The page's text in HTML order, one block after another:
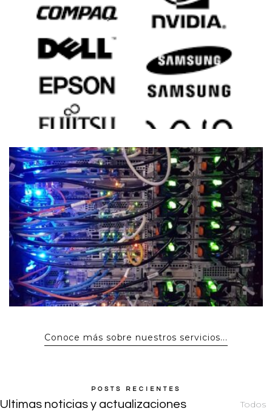
Conoce más sobre nuestros servicios...
POSTS RECIENTES
Ultimas noticias y actualizaciones Todos